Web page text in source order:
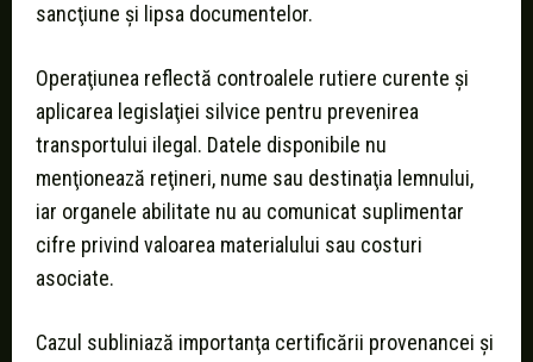
sancţiune şi lipsa documentelor.
Operaţiunea reflectă controalele rutiere curente şi
aplicarea legislaţiei silvice pentru prevenirea
transportului ilegal. Datele disponibile nu
menţionează reţineri, nume sau destinaţia lemnului,
iar organele abilitate nu au comunicat suplimentar
cifre privind valoarea materialului sau costuri
asociate.
Cazul subliniază importanţa certificării provenancei şi